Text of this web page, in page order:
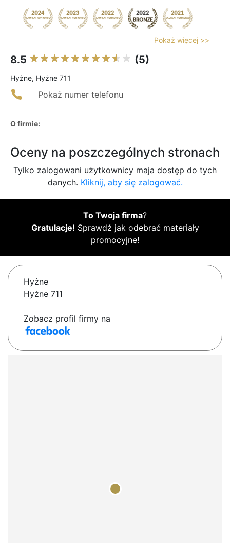
Pokaż więcej >>
8.5 (5)
Hyżne, Hyżne 711
Pokaż numer telefonu
O firmie:
Oceny na poszczególnych stronach
Tylko zalogowani użytkownicy maja dostęp do tych
danych. Kliknij, aby się zalogować.
To Twoja firma?
Gratulacje! Sprawdź jak odebrać materiały
promocyjne!
Hyżne
Hyżne 711
Zobacz profil firmy na